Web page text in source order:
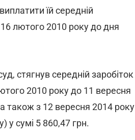
їй середній
16 лютого 2010 року до дня
стягнув середній заробіток
2010 року до 11 вересня
також з 12 вересня 2014 року
у сумі 5 860,47 грн.